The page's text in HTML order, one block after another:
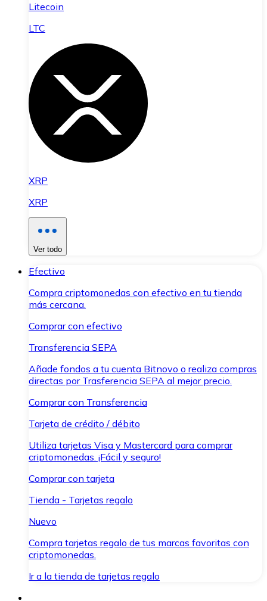
Litecoin
LTC
XRP
XRP
Ver todo
Efectivo
Compra criptomonedas con efectivo en tu tienda
más cercana.
Comprar con efectivo
Transferencia SEPA
Añade fondos a tu cuenta Bitnovo o realiza compras
directas por Trasferencia SEPA al mejor precio.
Comprar con Transferencia
Tarjeta de crédito / débito
Utiliza tarjetas Visa y Mastercard para comprar
criptomonedas. ¡Fácil y seguro!
Comprar con tarjeta
Tienda - Tarjetas regalo
Nuevo
Compra tarjetas regalo de tus marcas favoritas con
criptomonedas.
Ir a la tienda de tarjetas regalo